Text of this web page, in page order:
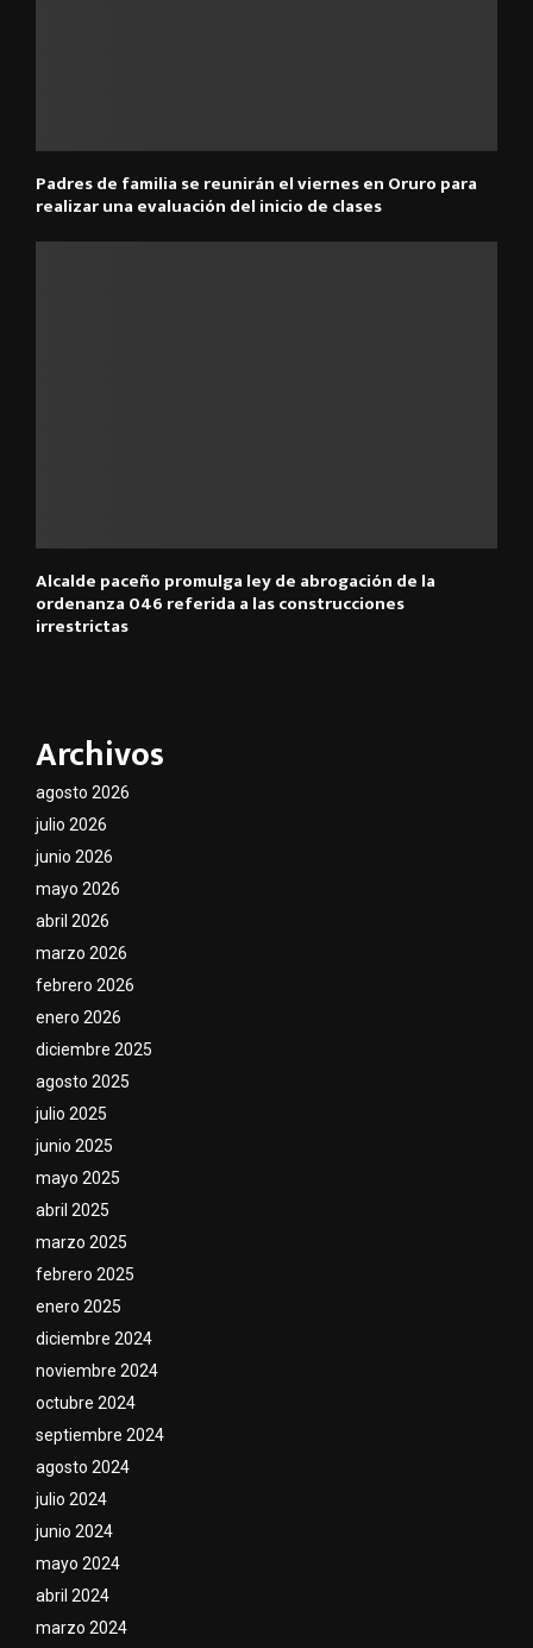
Padres de familia se reunirán el viernes en Oruro para
realizar una evaluación del inicio de clases
Alcalde paceño promulga ley de abrogación de la
ordenanza 046 referida a las construcciones
irrestrictas
Archivos
agosto 2026
julio 2026
junio 2026
mayo 2026
abril 2026
marzo 2026
febrero 2026
enero 2026
diciembre 2025
agosto 2025
julio 2025
junio 2025
mayo 2025
abril 2025
marzo 2025
febrero 2025
enero 2025
diciembre 2024
noviembre 2024
octubre 2024
septiembre 2024
agosto 2024
julio 2024
junio 2024
mayo 2024
abril 2024
marzo 2024